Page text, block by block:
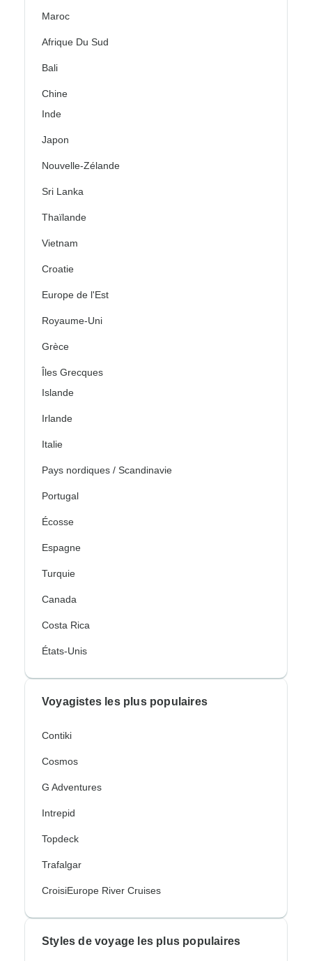
Maroc
Afrique Du Sud
Bali
Chine
Inde
Japon
Nouvelle-Zélande
Sri Lanka
Thaïlande
Vietnam
Croatie
Europe de l'Est
Royaume-Uni
Grèce
Îles Grecques
Islande
Irlande
Italie
Pays nordiques / Scandinavie
Portugal
Écosse
Espagne
Turquie
Canada
Costa Rica
États-Unis
Voyagistes les plus populaires
Contiki
Cosmos
G Adventures
Intrepid
Topdeck
Trafalgar
CroisiEurope River Cruises
Styles de voyage les plus populaires